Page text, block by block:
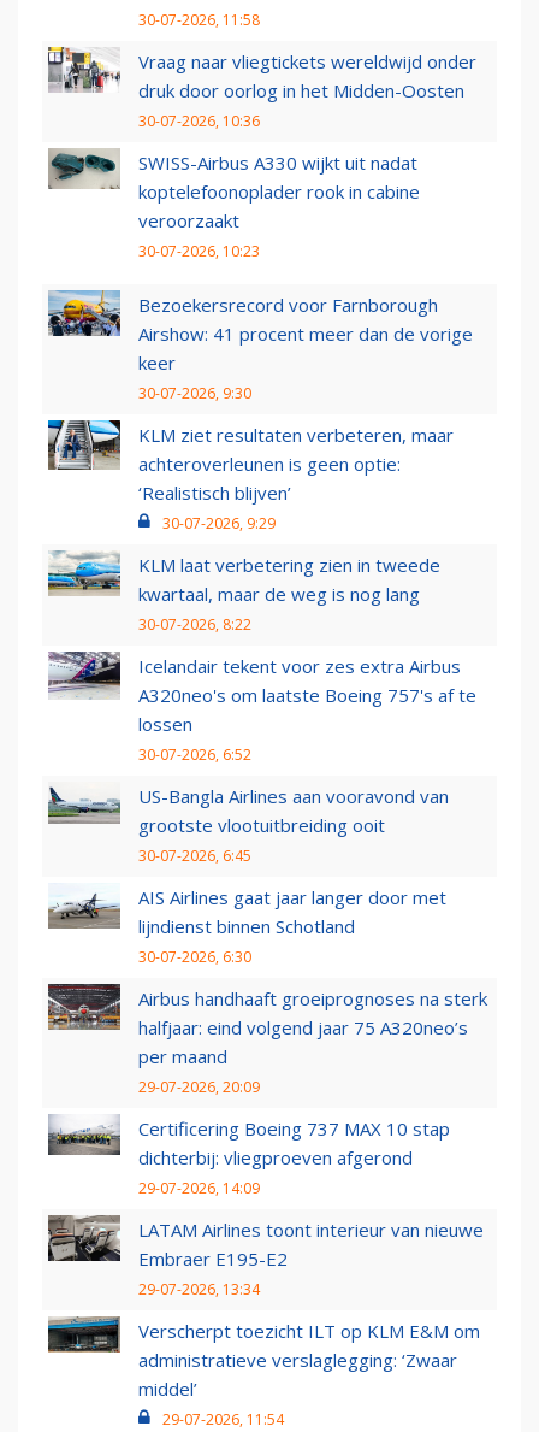
30-07-2026, 11:58
Vraag naar vliegtickets wereldwijd onder
druk door oorlog in het Midden-Oosten
30-07-2026, 10:36
SWISS-Airbus A330 wijkt uit nadat
koptelefoonoplader rook in cabine
veroorzaakt
30-07-2026, 10:23
Bezoekersrecord voor Farnborough
Airshow: 41 procent meer dan de vorige
keer
30-07-2026, 9:30
KLM ziet resultaten verbeteren, maar
achteroverleunen is geen optie:
‘Realistisch blijven’
30-07-2026, 9:29
KLM laat verbetering zien in tweede
kwartaal, maar de weg is nog lang
30-07-2026, 8:22
Icelandair tekent voor zes extra Airbus
A320neo's om laatste Boeing 757's af te
lossen
30-07-2026, 6:52
US-Bangla Airlines aan vooravond van
grootste vlootuitbreiding ooit
30-07-2026, 6:45
AIS Airlines gaat jaar langer door met
lijndienst binnen Schotland
30-07-2026, 6:30
Airbus handhaaft groeiprognoses na sterk
halfjaar: eind volgend jaar 75 A320neo’s
per maand
29-07-2026, 20:09
Certificering Boeing 737 MAX 10 stap
dichterbij: vliegproeven afgerond
29-07-2026, 14:09
LATAM Airlines toont interieur van nieuwe
Embraer E195-E2
29-07-2026, 13:34
Verscherpt toezicht ILT op KLM E&M om
administratieve verslaglegging: ‘Zwaar
middel’
29-07-2026, 11:54